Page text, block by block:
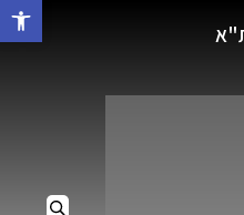
פתח